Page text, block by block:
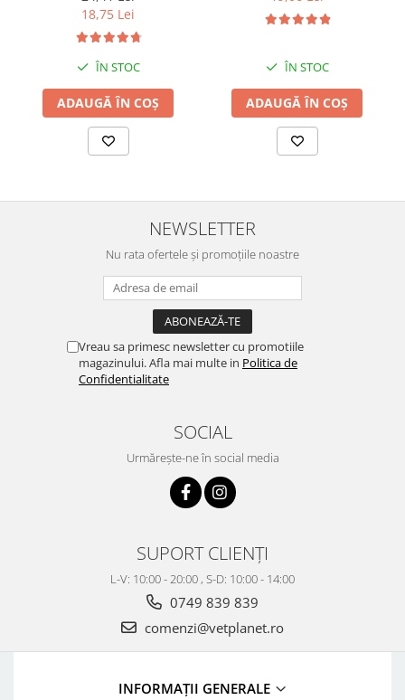
18,75 Lei
ÎN STOC
ADAUGĂ ÎN COȘ
ÎN STOC
ADAUGĂ ÎN COȘ
NEWSLETTER
Nu rata ofertele și promoțiile noastre
Vreau sa primesc newsletter cu promotiile
magazinului. Afla mai multe in Politica de
Confidentialitate
SOCIAL
Urmărește-ne în social media
SUPORT CLIENȚI
L-V: 10:00 - 20:00 , S-D: 10:00 - 14:00
0749 839 839
comenzi@vetplanet.ro
INFORMAȚII GENERALE